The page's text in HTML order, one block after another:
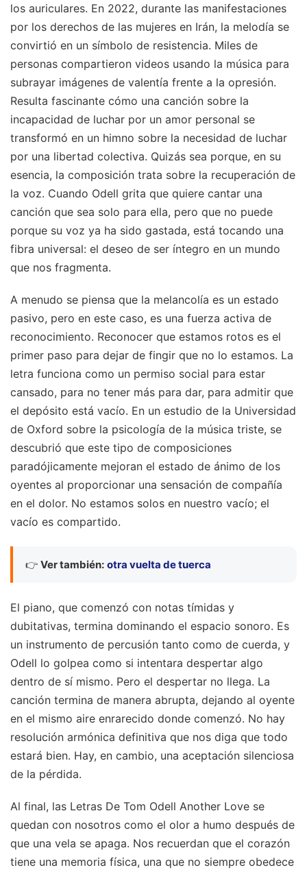
los auriculares. En 2022, durante las manifestaciones
por los derechos de las mujeres en Irán, la melodía se
convirtió en un símbolo de resistencia. Miles de
personas compartieron videos usando la música para
subrayar imágenes de valentía frente a la opresión.
Resulta fascinante cómo una canción sobre la
incapacidad de luchar por un amor personal se
transformó en un himno sobre la necesidad de luchar
por una libertad colectiva. Quizás sea porque, en su
esencia, la composición trata sobre la recuperación de
la voz. Cuando Odell grita que quiere cantar una
canción que sea solo para ella, pero que no puede
porque su voz ya ha sido gastada, está tocando una
fibra universal: el deseo de ser íntegro en un mundo
que nos fragmenta.
A menudo se piensa que la melancolía es un estado
pasivo, pero en este caso, es una fuerza activa de
reconocimiento. Reconocer que estamos rotos es el
primer paso para dejar de fingir que no lo estamos. La
letra funciona como un permiso social para estar
cansado, para no tener más para dar, para admitir que
el depósito está vacío. En un estudio de la Universidad
de Oxford sobre la psicología de la música triste, se
descubrió que este tipo de composiciones
paradójicamente mejoran el estado de ánimo de los
oyentes al proporcionar una sensación de compañía
en el dolor. No estamos solos en nuestro vacío; el
vacío es compartido.
👉 Ver también: otra vuelta de tuerca
El piano, que comenzó con notas tímidas y
dubitativas, termina dominando el espacio sonoro. Es
un instrumento de percusión tanto como de cuerda, y
Odell lo golpea como si intentara despertar algo
dentro de sí mismo. Pero el despertar no llega. La
canción termina de manera abrupta, dejando al oyente
en el mismo aire enrarecido donde comenzó. No hay
resolución armónica definitiva que nos diga que todo
estará bien. Hay, en cambio, una aceptación silenciosa
de la pérdida.
Al final, las Letras De Tom Odell Another Love se
quedan con nosotros como el olor a humo después de
que una vela se apaga. Nos recuerdan que el corazón
tiene una memoria física, una que no siempre obedece